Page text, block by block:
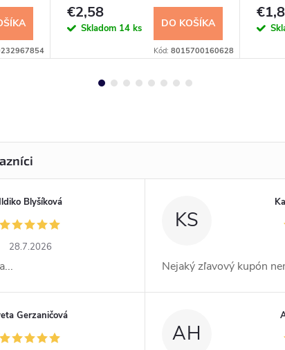
200ml
€2,58
Skladom 14 ks DO KOŠÍKA
Kód: 8015700160628
Ildiko Blyšíková
28.7.2026
KS
Nejaký zľavový kupón
Gerzaničová
AH